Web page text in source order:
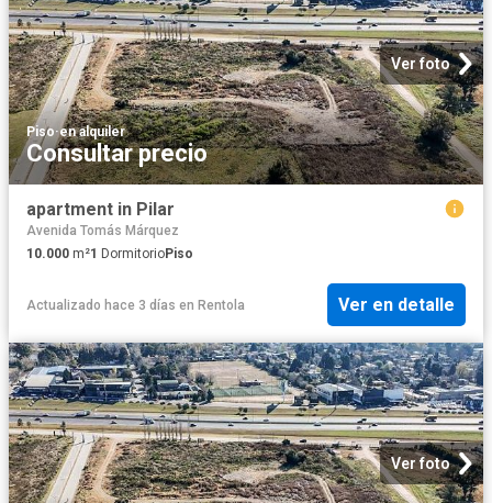
Ver foto
Piso·en alquiler
Consultar precio
apartment in Pilar
Avenida Tomás Márquez
10.000 m²1 DormitorioPiso
Actualizado hace 3 días en Rentola Ver en detalle
Ver foto